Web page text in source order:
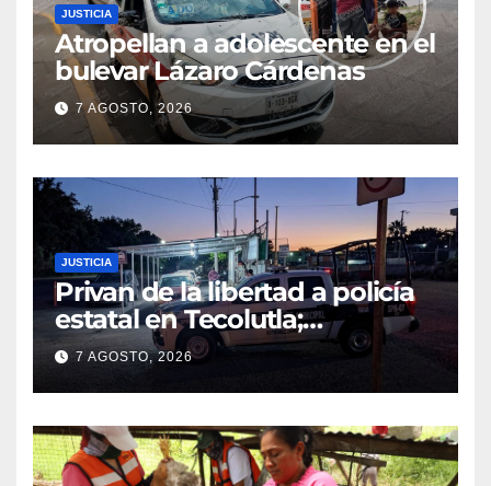
JUSTICIA
Atropellan a adolescente en el
bulevar Lázaro Cárdenas
7 AGOSTO, 2026
JUSTICIA
Privan de la libertad a policía
estatal en Tecolutla;
despliegan operativo para
localizarlo
7 AGOSTO, 2026